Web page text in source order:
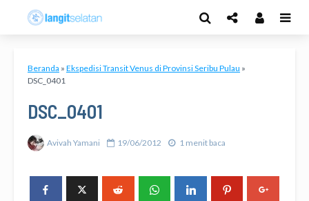
Beranda » Ekspedisi Transit Venus di Provinsi Seribu Pulau »
DSC_0401
DSC_0401
Avivah Yamani 19/06/2012 1 menit baca